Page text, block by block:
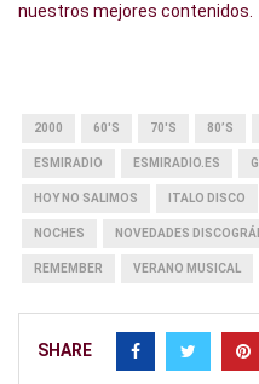
nuestros mejores contenidos.
2000 60'S 70'S 80’S
ESMIRADIO ESMIRADIO.ES
HOY NO SALIMOS ITALO DISCO
NOCHES NOVEDADES
REMEMBER VERANO MUSICAL
SHARE